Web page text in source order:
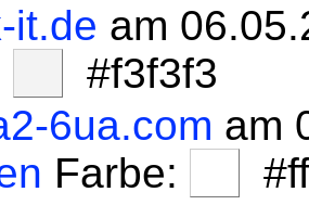
it.de am
#f3f3f3
6ua.com am
Farbe: